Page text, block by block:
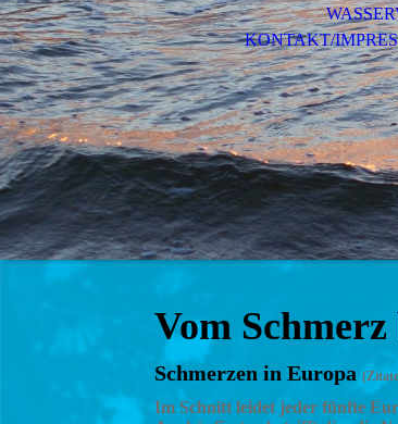
KONTAKT/
Vom
Schmerzen in Europa
Im Schnitt leidet jeder fünfte